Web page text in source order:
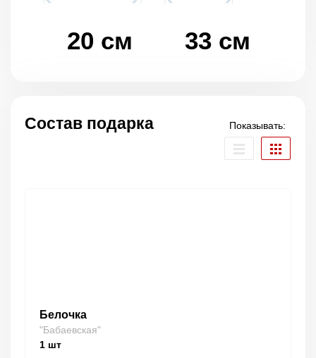
20 см 33 см
Состав подарка Показывать:
Белочка
"Бабаевская"
1 шт